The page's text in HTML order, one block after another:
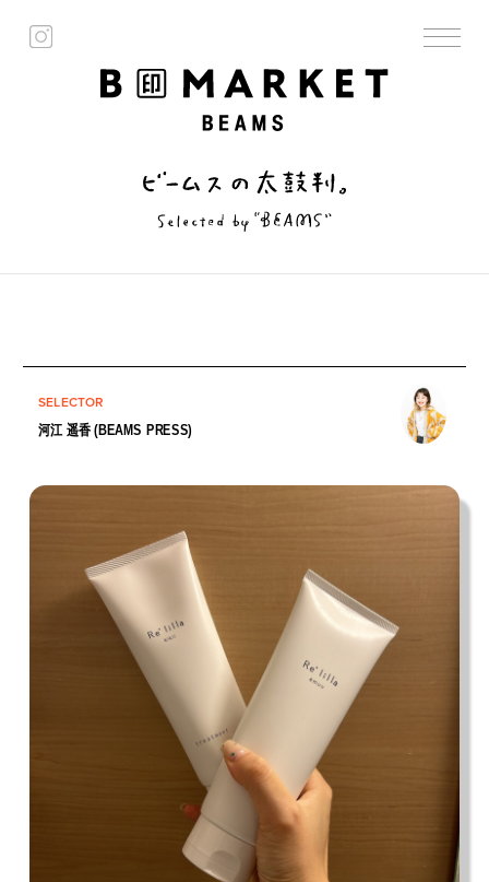
SELECTOR
河江 遥香 (BEAMS PRESS)
私の偏愛話、聞いていってくれませんか？
B印的太鼓判マップ